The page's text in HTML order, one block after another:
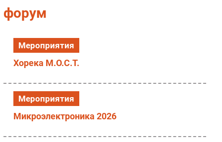
Импорто­замещение
Автоматизация Промышленности
Интернет
Мобильная связь
Фиксированная связь
Рынок ПК
Маркетинг
Торговые сети
форум
Мероприятия
Хорека М.О.С.Т.
Мероприятия
Микроэлектроника 2026